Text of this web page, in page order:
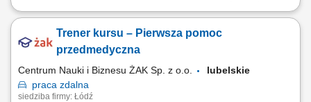
Nazwa kursu: Pierwsza pomoc pediatryczna Czas trwania: 6 godzin
Trener kursu – Pierwsza pomoc
przedmedyczna
Centrum Nauki i Biznesu ŻAK Sp. z o.o.
lubelskie
praca zdalna
siedziba firmy: Łódź